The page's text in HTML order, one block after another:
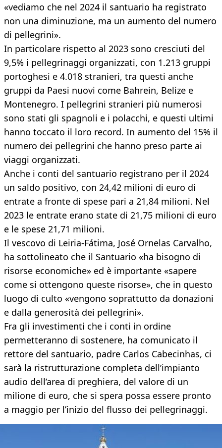
«vediamo che nel 2024 il santuario ha registrato
non una diminuzione, ma un aumento del numero
di pellegrini».
In particolare rispetto al 2023 sono cresciuti del
9,5% i pellegrinaggi organizzati, con 1.213 gruppi
portoghesi e 4.018 stranieri, tra questi anche
gruppi da Paesi nuovi come Bahrein, Belize e
Montenegro. I pellegrini stranieri più numerosi
sono stati gli spagnoli e i polacchi, e questi ultimi
hanno toccato il loro record. In aumento del 15% il
numero dei pellegrini che hanno preso parte ai
viaggi organizzati.
Anche i conti del santuario registrano per il 2024
un saldo positivo, con 24,42 milioni di euro di
entrate a fronte di spese pari a 21,84 milioni. Nel
2023 le entrate erano state di 21,75 milioni di euro
e le spese 21,71 milioni.
Il vescovo di Leiria-Fátima, José Ornelas Carvalho,
ha sottolineato che il Santuario «ha bisogno di
risorse economiche» ed è importante «sapere
come si ottengono queste risorse», che in questo
luogo di culto «vengono soprattutto da donazioni
e dalla generosità dei pellegrini».
Fra gli investimenti che i conti in ordine
permetteranno di sostenere, ha comunicato il
rettore del santuario, padre Carlos Cabecinhas, ci
sarà la ristrutturazione completa dell’impianto
audio dell’area di preghiera, del valore di un
milione di euro, che si spera possa essere pronto
a maggio per l’inizio del flusso dei pellegrinaggi.